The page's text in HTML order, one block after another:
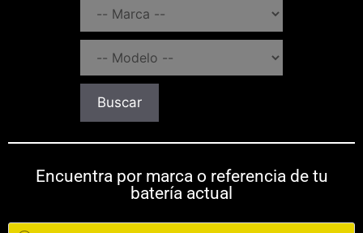
Buscar
Encuentra por marca o referencia de tu
batería actual